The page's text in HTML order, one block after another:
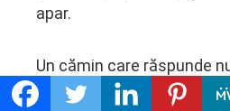
apar.
Un cămin care răspunde
imposibilul. E cel care,